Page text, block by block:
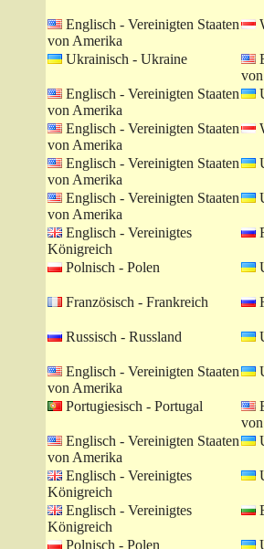
Englisch - Vereinigten Staaten
von Amerika
Ukrainisch - Ukraine
Englisch - Vereinigten Staaten
von Amerika
Englisch - Vereinigten Staaten
von Amerika
Englisch - Vereinigten Staaten
von Amerika
Englisch - Vereinigten Staaten
von Amerika
Englisch - Vereinigtes
Königreich
Polnisch - Polen
Französisch - Frankreich
Russisch - Russland
Englisch - Vereinigten Staaten
von Amerika
Portugiesisch - Portugal
Englisch - Vereinigten Staaten
von Amerika
Englisch - Vereinigtes
Königreich
Englisch - Vereinigtes
Königreich
Polnisch - Polen